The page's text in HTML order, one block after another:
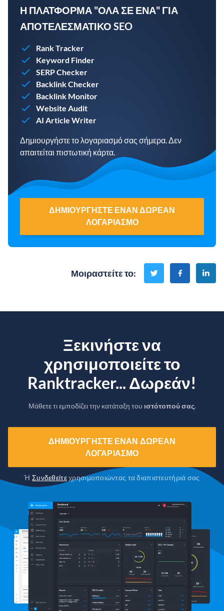
Η ΠΛΑΤΦΌΡΜΑ "ΌΛΑ ΣΕ ΈΝΑ" ΓΙΑ
ΑΠΟΤΕΛΕΣΜΑΤΙΚΌ SEO
Rank Tracker
Keyword Finder
SERP Checker
Backlink Checker
Backlink Monitor
Website Audit
AI Article Writer
Δημιουργήστε το λογαριασμό σας σήμερα. Δεν
απαιτείται πιστωτική κάρτα.
ΔΗΜΙΟΥΡΓΉΣΤΕ ΈΝΑΝ ΔΩΡΕΆΝ
ΛΟΓΑΡΙΑΣΜΌ
Μοιραστείτε το:
Ξεκινήστε να
χρησιμοποιείτε το
Ranktracker... Δωρεάν!
Μάθετε τι εμποδίζει την κατάταξη του ιστότοπού σας.
ΔΗΜΙΟΥΡΓΉΣΤΕ ΈΝΑΝ ΔΩΡΕΆΝ
ΛΟΓΑΡΙΑΣΜΌ
ΉΣυνδεθείτεχρησιμοποιώντας τα διαπιστευτήριά σας